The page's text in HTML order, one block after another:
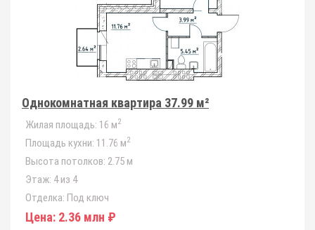
Однокомнатная квартира 37.99 м²
Жилая площадь: 16 м2
Площадь кухни: 11.76 м2
Высота потолков: 2.75 м
Этаж: 4 из 4
Отделка: Под ключ
Цена: 2.36 млн ₽